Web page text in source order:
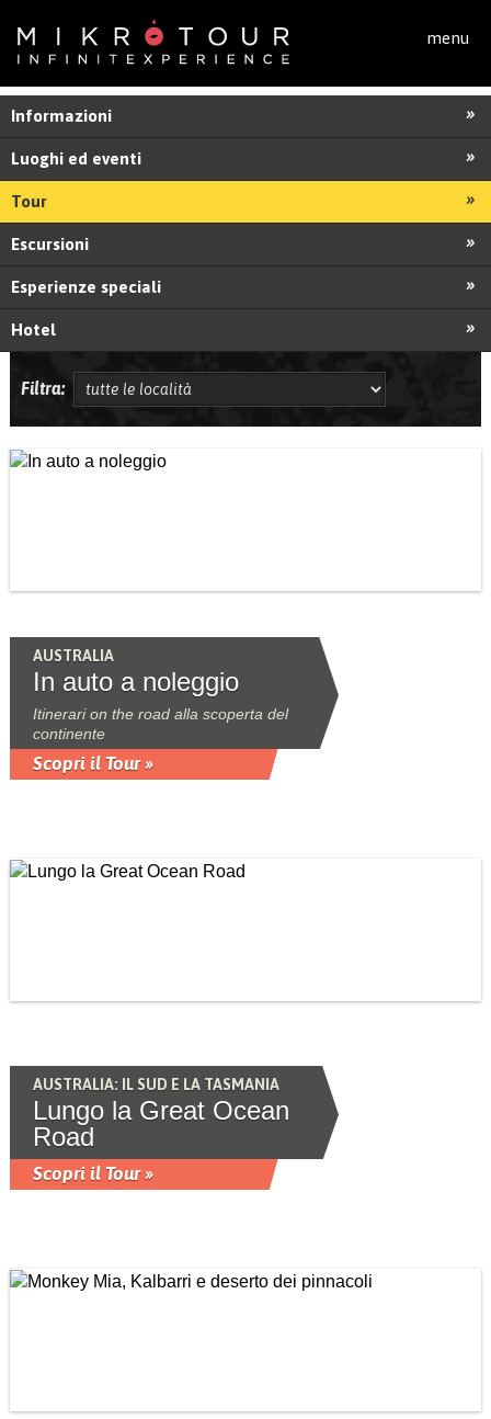
menu
Informazioni
Luoghi ed eventi
Tour
Escursioni
Esperienze speciali
Hotel
Filtra:
AUSTRALIA
In auto a noleggio
Itinerari on the road alla scoperta del
continente
Scopri il Tour »
AUSTRALIA: IL SUD E LA TASMANIA
Lungo la Great Ocean
Road
Scopri il Tour »